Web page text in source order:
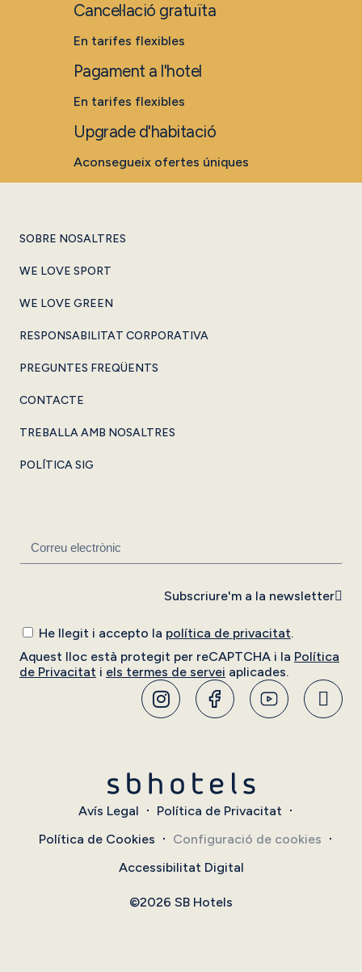
Cancel·lació gratuïta
En tarifes flexibles
Pagament a l'hotel
En tarifes flexibles
Upgrade d'habitació
Aconsegueix ofertes úniques
SOBRE NOSALTRES
WE LOVE SPORT
WE LOVE GREEN
RESPONSABILITAT CORPORATIVA
PREGUNTES FREQÜENTS
CONTACTE
TREBALLA AMB NOSALTRES
POLÍTICA SIG
He llegit i accepto la política de privacitat.
Aquest lloc està protegit per reCAPTCHA i la Política
de Privacitat i els termes de servei aplicades.
Subscriure'm a la newsletter
Avís Legal
Política de Privacitat
Política de Cookies
Configuració de cookies
Accessibilitat Digital
©2026 SB Hotels